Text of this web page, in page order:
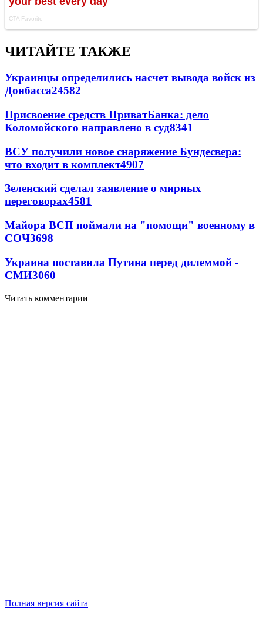
ЧИТАЙТЕ ТАКЖЕ
Украинцы определились насчет вывода войск из
Донбасса24582
Присвоение средств ПриватБанка: дело
Коломойского направлено в суд8341
ВСУ получили новое снаряжение Бундесвера:
что входит в комплект4907
Зеленский сделал заявление о мирных
переговорах4581
Майора ВСП поймали на "помощи" военному в
СОЧ3698
Украина поставила Путина перед дилеммой -
СМИ3060
Читать комментарии
Полная версия сайта